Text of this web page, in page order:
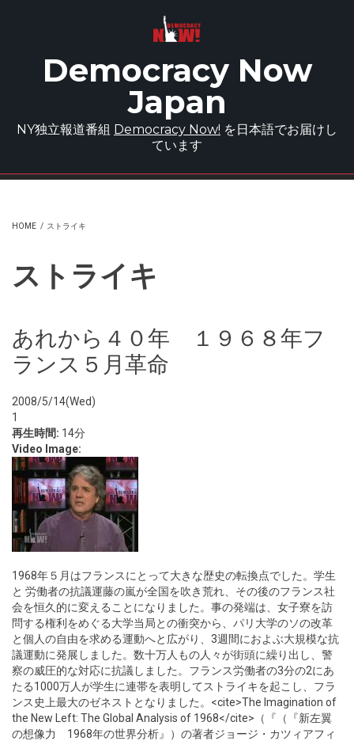
Democracy Now
Japan
NY独立報道番組 Democracy Now! を日本語でお届けし
ています
HOME / ストライキ
ストライキ
あれから４０年 １９６８年フ
ランス５月革命
2008/5/14(Wed)
1
再生時間: 14分
Video Image:
1968年５月はフランスにとって大きな歴史の転換点でした。学生
と 労働者の抗議運藤の嵐が全国を吹き荒れ、その後のフランス社
会を恒久的に変えることになりました。事の発端は、女子寮を訪
問する権利をめぐる大学当局との衝突から、パリ大学のソの改革
と個人の自由を求める運動へと広がり、3週間におよぶ大規模な抗
議運動に発展しました。数十万人もの人々が街頭に繰り出し、警
察の威圧的な対応に抗議しました。フランス労働者の3分の2にあ
たる1000万人が学生に連帯を表明してストライキを起こし、フラ
ンス史上最大のゼネストとなりました。<cite>The Imagination of
the New Left: The Global Analysis of 1968</cite>（『（『新左翼
の想像力 1968年の世界分析』）の著者ジョージ・カツィアフィ